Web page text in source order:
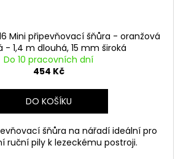
Mini připevňovací šňůra - oranžová
- 1,4 m dlouhá, 15 mm široká
Do 10 pracovních dní
454 Kč
DO KOŠÍKU
šňůra na nářadí ideální pro
ruční pily k lezeckému postroji.